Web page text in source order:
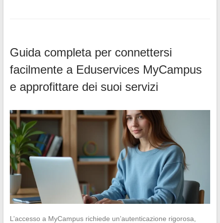
Guida completa per connettersi
facilmente a Eduservices MyCampus
e approfittare dei suoi servizi
L’accesso a MyCampus richiede un’autenticazione rigorosa,